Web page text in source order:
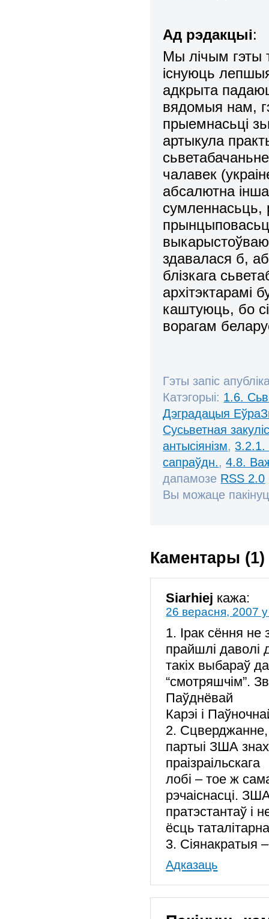
Ад рэдакцыі:
Мы лічым гэты
існуюць
адкрыта
вядомыя нам,
прыемнасьці
артыкула
чалавек
абсалютна
сумленнасьць,
здавалася б,
блізкага
архітэктарамі
каштуюць, бо
ворагам
Гэты запіс
Катэгорыі: 1.6.
Дэградацыя
Сусьветная
антысіянізм, 3.2.1.
сапраўдн.,4.8.
дапамозе RSS 2.0
Вы можаце
Каментары (1)
Siarhiej кажа:
26 верасня, 2007
1. Ірак сёння не
прайшлі
такіх выбараў
“смотряшчім”.
Паўднёвай
Карэі і
2. Сцверджанне,
партыі ЗША
праізраільскага
лобі – тое ж
рэчаіснасці.
пратэстантаў і
ёсць
3. Сіянакратыя
Адказаць